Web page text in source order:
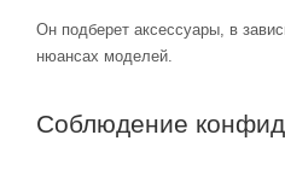
Он подберет аксессуары, в
нюансах моделей.
Соблюдение